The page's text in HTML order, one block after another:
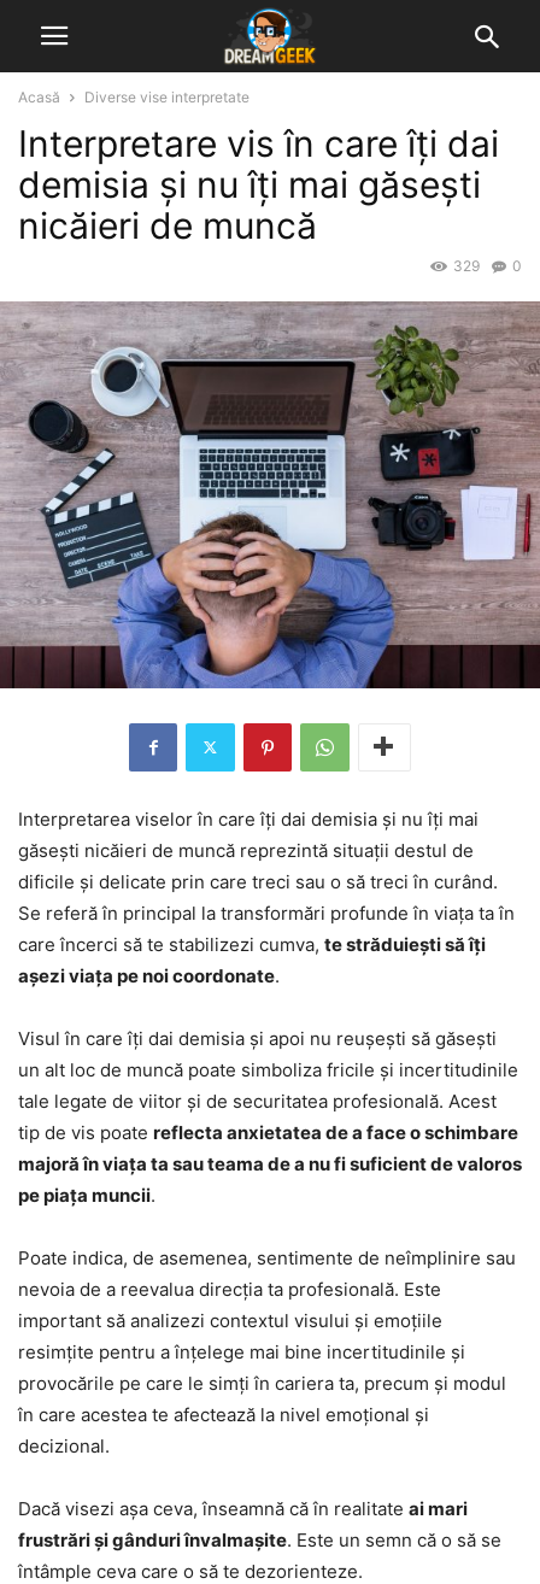
Acasă Diverse vise interpretate
Interpretare vis în care îți dai
demisia și nu îți mai găsești
nicăieri de muncă
0
329
Interpretarea viselor în care îți dai demisia și nu îți mai
găsești nicăieri de muncă reprezintă situații destul de
dificile și delicate prin care treci sau o să treci în curând.
Se referă în principal la transformări profunde în viața ta în
care încerci să te stabilizezi cumva, te străduiești să îți
așezi viața pe noi coordonate.
Visul în care îți dai demisia și apoi nu reușești să găsești
un alt loc de muncă poate simboliza fricile și incertitudinile
tale legate de viitor și de securitatea profesională. Acest
tip de vis poate reflecta anxietatea de a face o schimbare
majoră în viața ta sau teama de a nu fi suficient de valoros
pe piața muncii.
Poate indica, de asemenea, sentimente de neîmplinire sau
nevoia de a reevalua direcția ta profesională. Este
important să analizezi contextul visului și emoțiile
resimțite pentru a înțelege mai bine incertitudinile și
provocările pe care le simți în cariera ta, precum și modul
în care acestea te afectează la nivel emoțional și
decizional.
Dacă visezi așa ceva, înseamnă că în realitate ai mari
frustrări și gânduri învalmașite. Este un semn că o să se
întâmple ceva care o să te dezorienteze.